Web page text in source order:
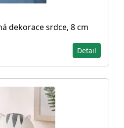
dekorace srdce, 8 cm
Detail